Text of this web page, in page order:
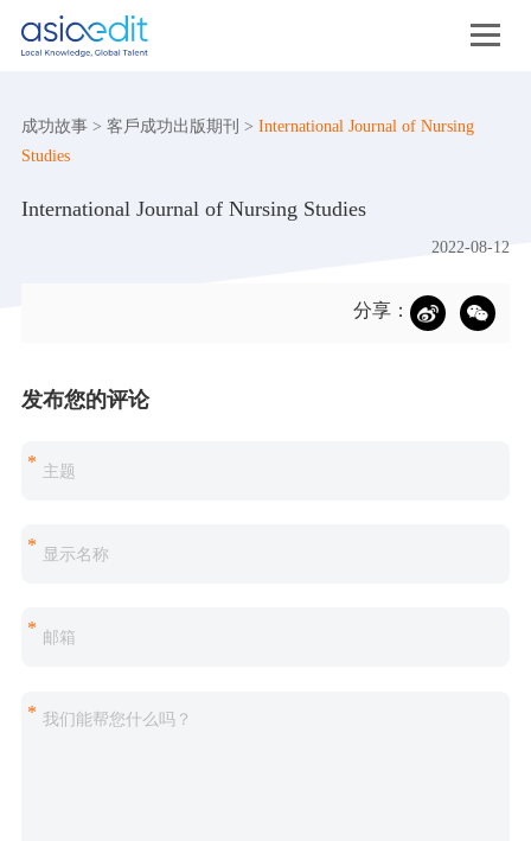
成功故事> 客戶成功出版期刊 > International Journal of Nursing
Studies
International Journal of Nursing Studies
2022-08-12
分享：
发布您的评论
*
*
*
*